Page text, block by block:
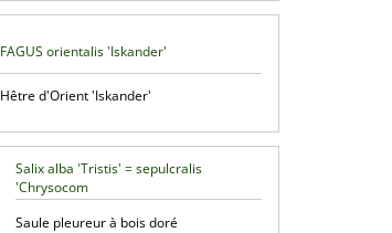
FAGUS orientalis 'Iskander'
Hêtre d'Orient 'Iskander'
Salix alba 'Tristis' = sepulcralis
'Chrysocom
Saule pleureur à bois doré